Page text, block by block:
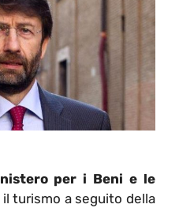
per i Beni e le
turismo a seguito della